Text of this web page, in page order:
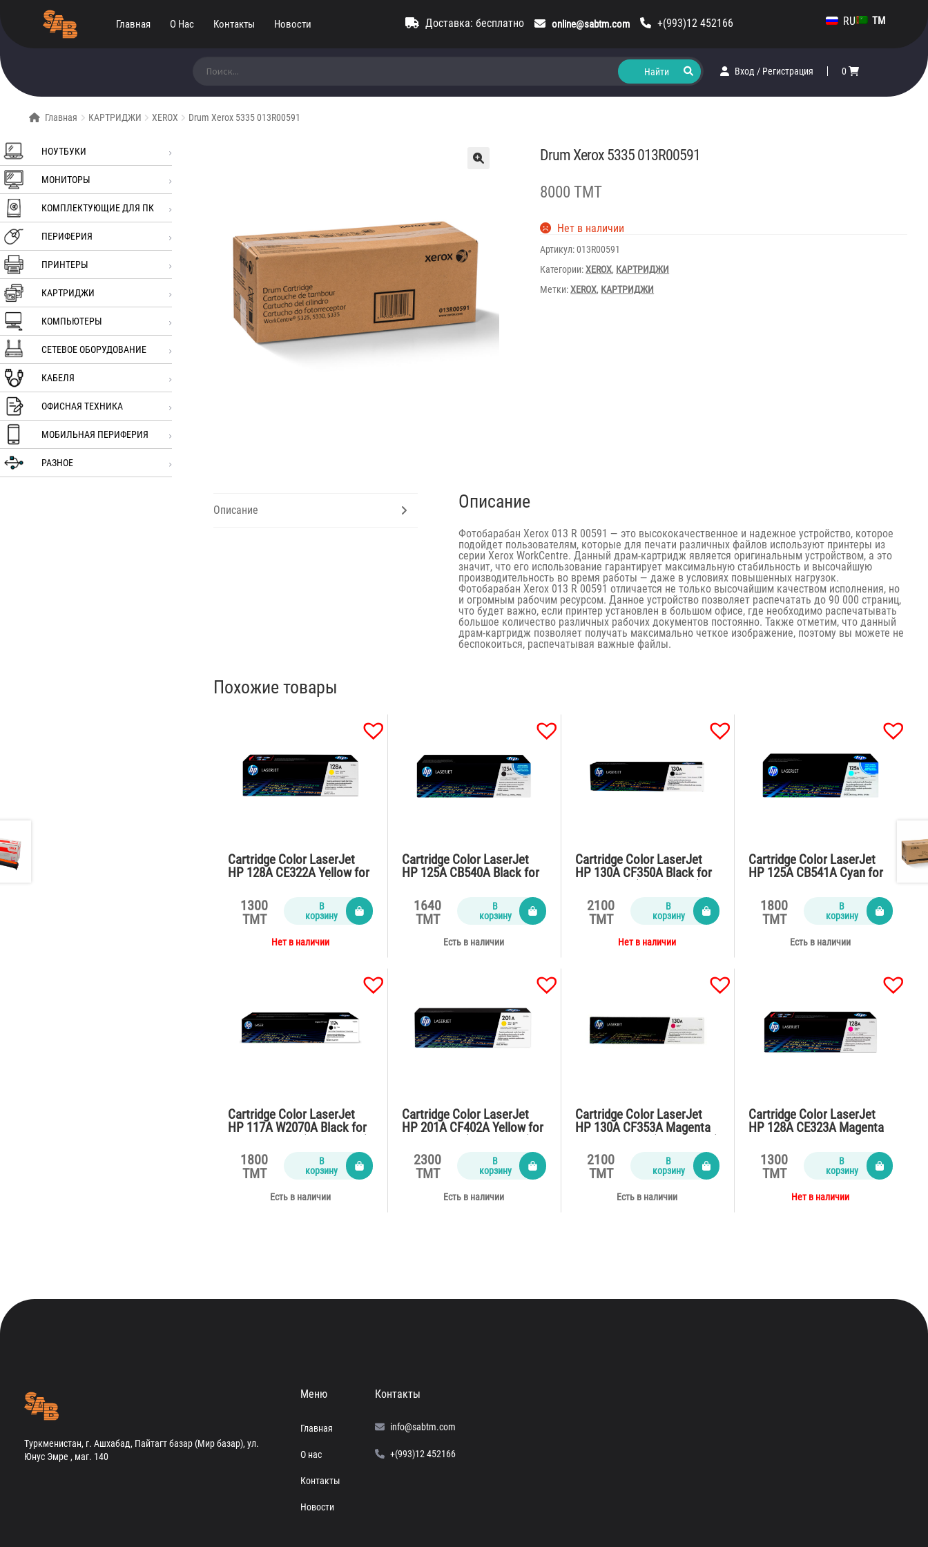
Главная О Нас Контакты Новости Доставка: бесплатно online@sabtm.com +(993)12 452166 RU TM
Вход / Регистрация 0
Главная КАРТРИДЖИ XEROX Drum Xerox 5335 013R00591
НОУТБУКИ
МОНИТОРЫ
КОМПЛЕКТУЮЩИЕ ДЛЯ ПК
ПЕРИФЕРИЯ
ПРИНТЕРЫ
КАРТРИДЖИ
КОМПЬЮТЕРЫ
СЕТЕВОЕ ОБОРУДОВАНИЕ
КАБЕЛЯ
ОФИСНАЯ ТЕХНИКА
МОБИЛЬНАЯ ПЕРИФЕРИЯ
РАЗНОЕ
Drum Xerox 5335 013R00591
8000 TMT
Нет в наличии
Артикул:013R00591
Категории:XEROX, КАРТРИДЖИ
Метки:XEROX, КАРТРИДЖИ
Описание Описание
Фотобарабан Xerox 013 R 00591 — это высококачественное и надежное устройство, которое
подойдет пользователям, которые для печати различных файлов используют принтеры из
серии Xerox WorkCentre. Данный драм-картридж является оригинальным устройством, а это
значит, что его использование гарантирует максимальную стабильность и высочайшую
производительность во время работы — даже в условиях повышенных нагрузок.
Фотобарабан Xerox 013 R 00591 отличается не только высочайшим качеством исполнения, но
и огромным рабочим ресурсом. Данное устройство позволяет распечатать до 90 000 страниц,
что будет важно, если принтер установлен в большом офисе, где необходимо распечатывать
большое количество различных рабочих документов постоянно. Также отметим, что данный
драм-картридж позволяет получать максимально четкое изображение, поэтому вы можете не
беспокоиться, распечатывая важные файлы.
Похожие товары
Cartridge Color LaserJet
HP 128A CE322A Yellow for
pages)
1300
TMT
В
корзину
Нет в наличии
Cartridge Color LaserJet
HP 125A CB540A Black for
(2200 pages)
1640
TMT
В
корзину
Есть в наличии
Cartridge Color LaserJet
HP 130A CF350A Black for
2100
TMT
В
корзину
Нет в наличии
Cartridge Color LaserJet
HP 125A CB541A Cyan for
(1400 pages)
1800
TMT
В
корзину
Есть в наличии
Cartridge Color LaserJet
HP 117A W2070A Black for
1800
TMT
В
корзину
Есть в наличии
Cartridge Color LaserJet
HP 201A CF402A Yellow for
2300
TMT
В
корзину
Есть в наличии
Cartridge Color LaserJet
HP 130A CF353A Magenta
2100
TMT
В
корзину
Есть в наличии
Cartridge Color LaserJet
HP 128A CE323A Magenta
(1300 pages)
1300
TMT
В
корзину
Нет в наличии
Туркменистан, г. Ашхабад, Пайтагт базар (Мир базар), ул.
Юнус Эмре , маг. 140
Меню
Главная
О нас
Контакты
Новости
Контакты
info@sabtm.com
+(993)12 452166